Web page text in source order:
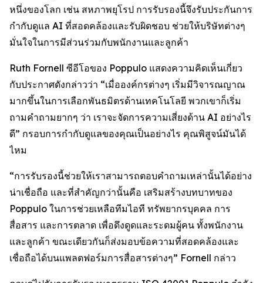
หนึ่งของโลก เช่น สหภาพยุโรป การรับรองนี้จึงรับประกันการ
กำกับดูแล AI ที่สอดคล้องและรับผิดชอบ ช่วยให้บริษัทต่างๆ
มั่นใจในการมีส่วนร่วมกับพนักงานและลูกค้า
Ruth Fornell ซีอีโอของ Poppulo แสดงความคิดเห็นเกี่ยว
กับประกาศดังกล่าวว่า “เมื่อองค์กรต่างๆ เริ่มมีวิจารณญาณ
มากขึ้นในการเลือกพันธมิตรด้านเทคโนโลยี พวกเขาก็เริ่ม
ถามคำถามยากๆ ว่า เราจะจัดการความเสี่ยงด้าน AI อย่างไร
ดี” กรอบการกำกับดูแลของคุณเป็นอย่างไร คุณพิสูจน์มันได้
ไหม
“การรับรองนี้ช่วยให้เราสามารถตอบคำถามเหล่านั้นได้อย่าง
น่าเชื่อถือ และที่สำคัญกว่านั้นคือ เสริมสร้างบทบาทของ
Poppulo ในการช่วยเหลือทีมไอที ทรัพยากรบุคคล การ
สื่อสาร และการตลาด เพื่อดึงดูดและระดมผู้คน ทั้งพนักงาน
และลูกค้า ขณะเดียวกันก็ส่งมอบข้อความที่สอดคล้องและ
เชื่อถือได้บนแพลตฟอร์มการสื่อสารต่างๆ” Fornell กล่าว